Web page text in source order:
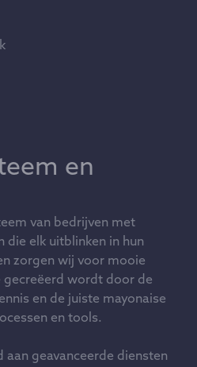
en
van bedrijven met
die elk uitblinken in hun
zorgen wij voor mooie
gecreëerd wordt door de
en de juiste mayonaise
en tools.
aan geavanceerde diensten